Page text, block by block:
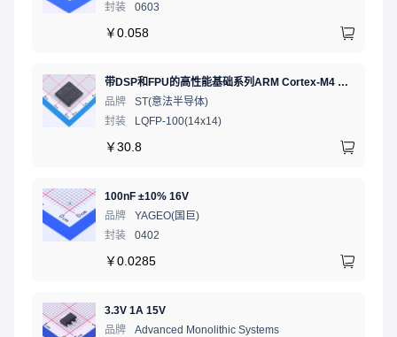
封装
0603
￥0.058
带DSP和FPU的高性能基础系列ARM Cortex-M4 MCU，具有512 KB Flash、168 MHz CPU、ART加速器、以太网和FSMC
品牌
ST(意法半导体)
封装
LQFP-100(14x14)
￥30.8
100nF ±10% 16V
品牌
YAGEO(国巨)
封装
0402
￥0.0285
3.3V 1A 15V
品牌
Advanced Monolithic Systems